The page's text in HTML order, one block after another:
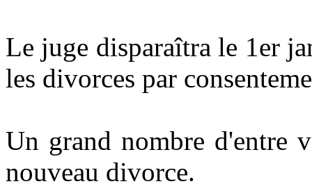
Le juge disparaîtra le 1er
les divorces par
Un grand nombre d'entre
nouveau divorce.